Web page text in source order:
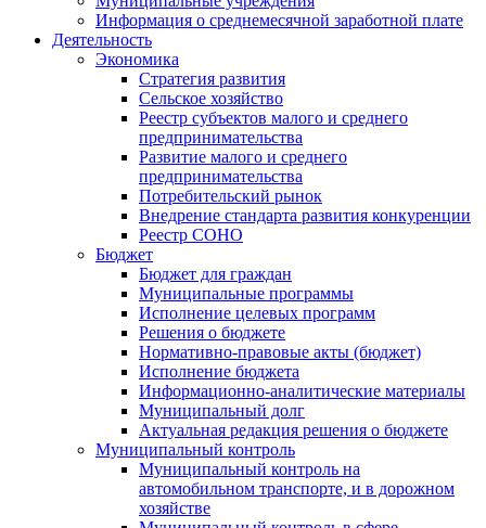
Информация о среднемесячной заработной плате
Деятельность
Экономика
Стратегия развития
Сельское хозяйство
Реестр субъектов малого и среднего
предпринимательства
Развитие малого и среднего
предпринимательства
Потребительский рынок
Внедрение стандарта развития конкуренции
Реестр СОНО
Бюджет
Бюджет для граждан
Муниципальные программы
Исполнение целевых программ
Решения о бюджете
Нормативно-правовые акты (бюджет)
Исполнение бюджета
Информационно-аналитические материалы
Муниципальный долг
Актуальная редакция решения о бюджете
Муниципальный контроль
Муниципальный контроль на
автомобильном транспорте, и в дорожном
хозяйстве